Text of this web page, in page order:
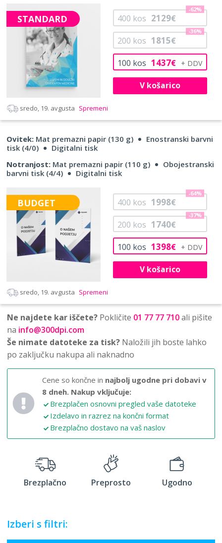
STANDARD
100 kos 1437€
200 kos 1815€
-36%
400 kos 2129€
-62%
V košarico
sredo, 19. avgusta Spremeni
Ovitek: Mat premazni papir (130 g)
Enostranski barvni
tisk (4/0)
Digitalni tisk
Notranjost: Mat premazni papir (110 g)
Obojestranski
barvni tisk (4/4)
Digitalni tisk
BUDGET
100 kos 1398€
200 kos 1740€
-37%
400 kos 1998€
-64%
V košarico
sredo, 19. avgusta Spremeni
Ne najdete kar iščete? Pokličite 01 77 77 710ali pišite
na info@300dpi.com
Še nimate datoteke za tisk? Naložili jih boste lahko
po zaključku nakupa ali naknadno
Cene so končne in najbolj ugodne pri dobavi v
8 dneh. Nakup vključuje:
Brezplačen osnovni pregled vaše datoteke
Izdelavo in razrez na končni format
Brezplačno dostavo na vaš naslov
Brezplačno Preprosto Ugodno
Izberi s filtri: